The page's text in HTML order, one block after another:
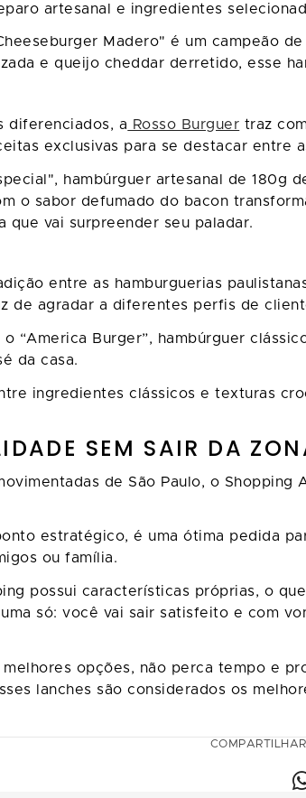
artesanal e ingredientes
Madero" é um campeão
e queijo cheddar derretido, esse
diferenciados, a Rosso Burguer traz
exclusivas para se destacar entre
hambúrguer artesanal de
o sabor defumado do bacon
que vai surpreender seu paladar.
entre as hamburguerias
de agradar a diferentes perfis de
“America Burger”, hambúrguer
da casa.
ingredientes clássicos e texturas
SEM SAIR DA
de São Paulo, o
estratégico, é uma ótima pedida
ou família.
possui características próprias, o
só: você vai sair satisfeito e com
opções, não perca tempo e
lanches são considerados os